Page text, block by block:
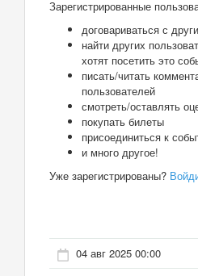
Зарегистрированные
договариваться с
найти других
хотят посетить это
писать/читать
пользователей
смотреть/оставлять
покупать билеты
присоединиться к
и много другое!
Уже зарегистрированы?
04 авг 2025 00:00